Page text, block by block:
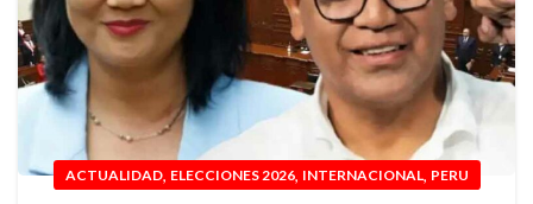
ACTUALIDAD, ELECCIONES 2026, INTERNACIONAL, PERU